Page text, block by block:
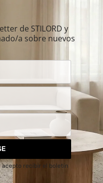
de STILORD y
a sobre nuevos
acepto recibir el boletín